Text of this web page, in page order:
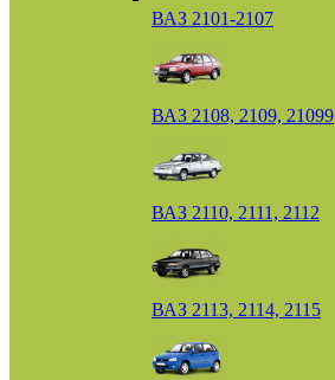
ВАЗ 2101-2107
ВАЗ 2108, 2109, 21099
ВАЗ 2110, 2111, 2112
ВАЗ 2113, 2114, 2115